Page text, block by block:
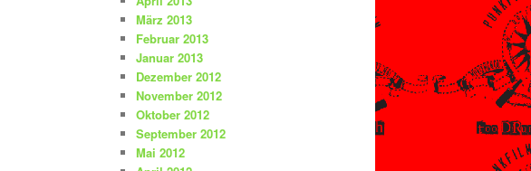
März 2013
Februar 2013
Januar 2013
Dezember 2012
November 2012
Oktober 2012
September 2012
Mai 2012